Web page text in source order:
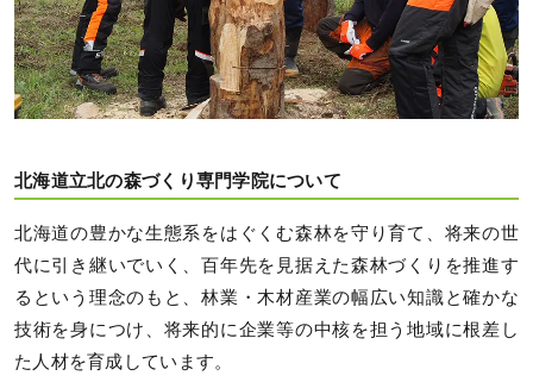
北海道立北の森づくり専門学院について
北海道の豊かな生態系をはぐくむ森林を守り育て、将来の世
代に引き継いでいく、百年先を見据えた森林づくりを推進す
るという理念のもと、林業・木材産業の幅広い知識と確かな
技術を身につけ、将来的に企業等の中核を担う地域に根差し
た人材を育成しています。